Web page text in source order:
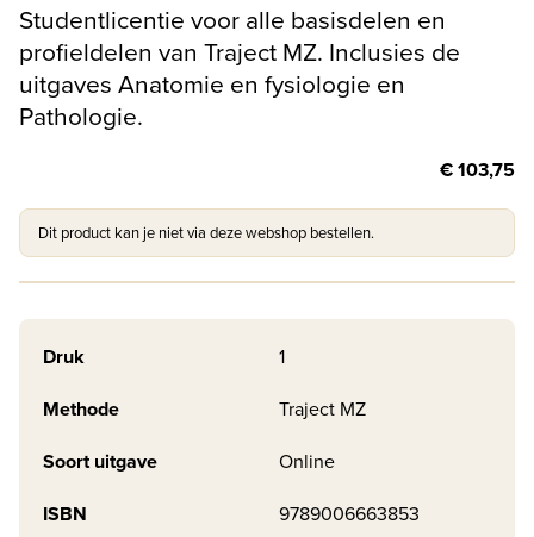
Studentlicentie voor alle basisdelen en
profieldelen van Traject MZ. Inclusies de
uitgaves Anatomie en fysiologie en
Pathologie.
€ 103,75
Dit product kan je niet via deze webshop bestellen.
Druk
1
Methode
Traject MZ
Soort uitgave
Online
ISBN
9789006663853